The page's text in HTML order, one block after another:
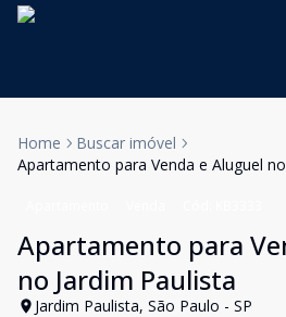
Home
Buscar imóvel
Apartamento para Venda e Aluguel
Apartamento para
no Jardim Paulista
Jardim Paulista, São Paulo - SP